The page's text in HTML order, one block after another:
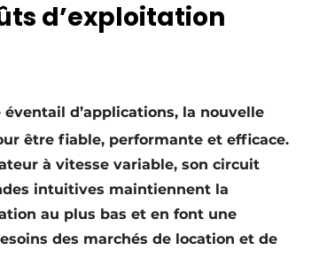
d’exploitation
d’applications, la nouvelle
être fiable, performante et efficace.
à vitesse variable, son circuit
intuitives maintiennent la
au plus bas et en font une
des marchés de location et de